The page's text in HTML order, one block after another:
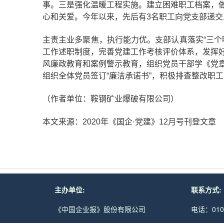
事。三是强化温暖工程实施。建立困难职工档案
心和关爱。今年以来，先后有3名职工向党支部递
主责主业多聚焦，执行能力优。支部认真落实“三
工作述职制度，完善党建工作考核评价体系，发
风廉政教育和案例警示教育，组织党员干部学《
组织全体党员签订“廉洁承诺书”，积极排查整改职
（作者单位：鞍钢矿业爆破有限公司）
本文来源：2020年《国企·党建》12月号刊登文章
主办单位:
《中国企业报》股份有限公司
联系方式:
电话：